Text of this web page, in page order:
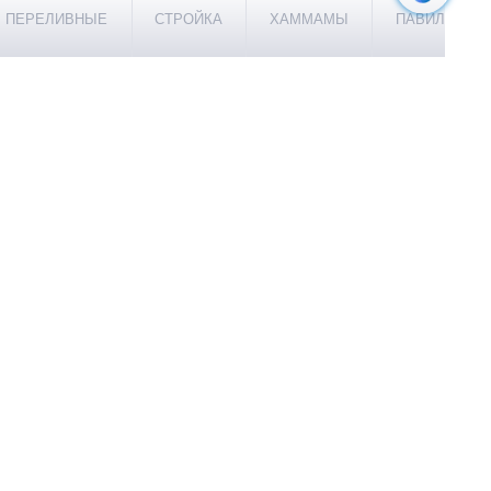
ПЕРЕЛИВНЫЕ СТРОЙКА ХАММАМЫ ПАВИЛЬОНЫ